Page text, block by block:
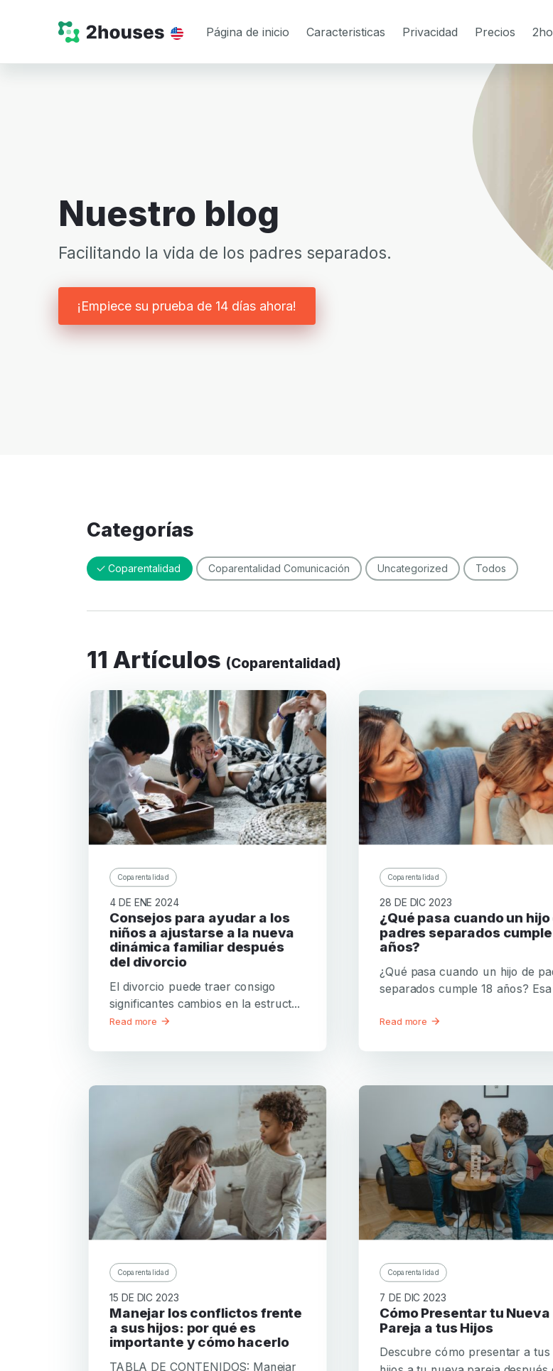
Página de inicio Caracteristicas Privacidad Precios
Nuestro blog
Facilitando la vida de los padres separados.
¡Empiece su prueba de 14 días ahora!
Categorías
Coparentalidad Coparentalidad Comunicación Uncategorized Todos
11 Artículos (Coparentalidad)
Coparentalidad
4 DE ENE 2024
Consejos para ayudar a los
niños a ajustarse a la nueva
dinámica familiar después
del divorcio
El divorcio puede traer consigo
significantes cambios en la estruct...
Read more
Coparentalidad
28 DE DIC 2023
¿Qué pasa cuando un hijo de
padres separados cumple
años?
¿Qué pasa cuando un hijo de
separados cumple 18 años? Esa
Read more
Coparentalidad
15 DE DIC 2023
Manejar los conflictos frente
a sus hijos: por qué es
importante y cómo hacerlo
TABLA DE CONTENIDOS: Manejar
Coparentalidad
7 DE DIC 2023
Cómo Presentar tu Nueva
Pareja a tus Hijos
Descubre cómo presentar a tus